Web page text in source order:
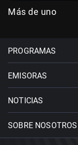
Más de uno
PROGRAMAS
EMISORAS
NOTICIAS
SOBRE NOSOTROS